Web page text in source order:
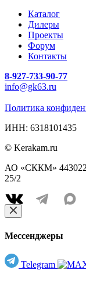
Каталог
Дилеры
Проекты
Форум
Контакты
8-927-733-90-77
info@gk63.ru
Политика
ИНН: 6318101435
© Kerakam.ru
АО «СККМ» 443022,
25/2
Мессенджеры
Telegram